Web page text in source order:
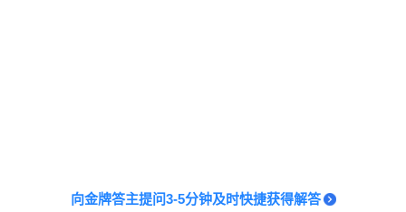
向金牌答主提问3-5分钟及时快捷获得解答